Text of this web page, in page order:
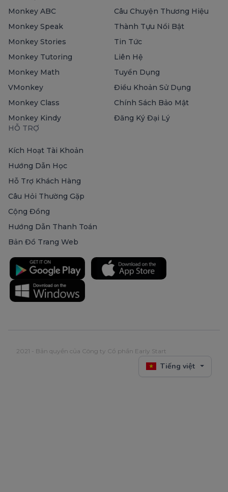
Monkey ABC
Monkey Speak
Monkey Stories
Monkey Tutoring
Monkey Math
VMonkey
Monkey Class
Monkey Kindy
Câu Chuyện Thương Hiệu
Thành Tựu Nổi Bật
Tin Tức
Liên Hệ
Tuyển Dụng
Điều Khoản Sử Dụng
Chính Sách Bảo Mật
Đăng Ký Đại Lý
HỖ TRỢ
Kích Hoạt Tài Khoản
Hướng Dẫn Học
Hỗ Trợ Khách Hàng
Câu Hỏi Thường Gặp
Cộng Đồng
Hướng Dẫn Thanh Toán
Bản Đồ Trang Web
2021 - Bản quyền của Công ty Cổ phần Early Start
Tiếng việt